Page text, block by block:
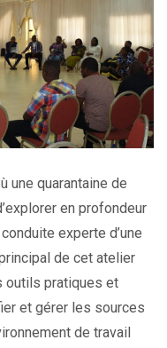
une quarantaine de
en profondeur
experte d’une
de cet atelier
outils pratiques et
et gérer les sources
de travail